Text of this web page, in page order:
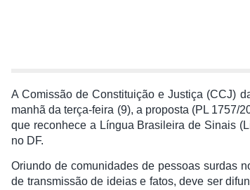
A Comissão de Constituição e Justiça (CCJ)
manhã da terça-feira (9), a proposta (PL 1757/
que reconhece a Língua Brasileira de Sinais
no DF.
Oriundo de comunidades de pessoas surdas
de transmissão de ideias e fatos, deve ser